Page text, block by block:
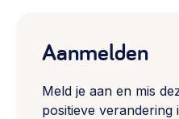
Aanmelden
Meld je aan en mis
positieve verandering